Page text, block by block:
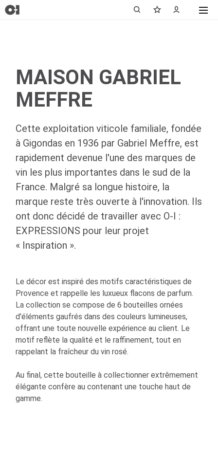
MAISON GABRIEL
MEFFRE
Cette exploitation viticole familiale, fondée
à Gigondas en 1936 par Gabriel Meffre, est
rapidement devenue l'une des marques de
vin les plus importantes dans le sud de la
France. Malgré sa longue histoire, la
marque reste très ouverte à l'innovation. Ils
ont donc décidé de travailler avec O-I :
EXPRESSIONS pour leur projet
« Inspiration ».
Le décor est inspiré des motifs caractéristiques de
Provence et rappelle les luxueux flacons de parfum.
La collection se compose de 6 bouteilles ornées
d'éléments gaufrés dans des couleurs lumineuses,
offrant une toute nouvelle expérience au client. Le
motif reflète la qualité et le raffinement, tout en
rappelant la fraîcheur du vin rosé.
Au final, cette bouteille à collectionner extrêmement
élégante confère au contenant une touche haut de
gamme.